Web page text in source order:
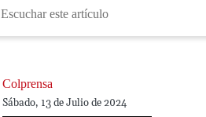
Escuchar este artículo
Colprensa
Sábado, 13 de Julio de 2024